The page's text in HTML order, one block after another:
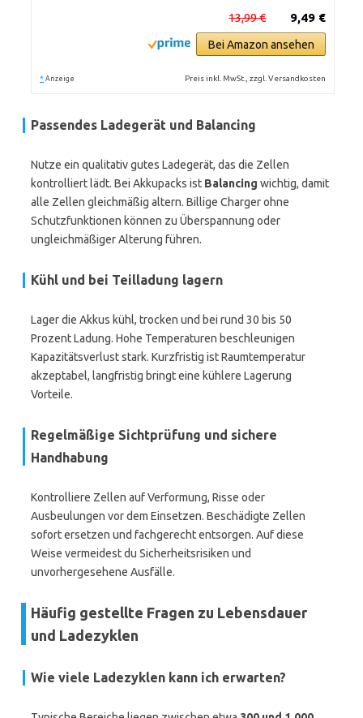
9,49 €
13,99 €
Bei Amazon ansehen
* Anzeige Preis inkl. MwSt., zzgl. Versandkosten
Passendes Ladegerät und Balancing
Nutze ein qualitativ gutes Ladegerät, das die Zellen
kontrolliert lädt. Bei Akkupacks ist Balancing wichtig, damit
alle Zellen gleichmäßig altern. Billige Charger ohne
Schutzfunktionen können zu Überspannung oder
ungleichmäßiger Alterung führen.
Kühl und bei Teilladung lagern
Lager die Akkus kühl, trocken und bei rund 30 bis 50
Prozent Ladung. Hohe Temperaturen beschleunigen
Kapazitätsverlust stark. Kurzfristig ist Raumtemperatur
akzeptabel, langfristig bringt eine kühlere Lagerung
Vorteile.
Regelmäßige Sichtprüfung und sichere
Handhabung
Kontrolliere Zellen auf Verformung, Risse oder
Ausbeulungen vor dem Einsetzen. Beschädigte Zellen
sofort ersetzen und fachgerecht entsorgen. Auf diese
Weise vermeidest du Sicherheitsrisiken und
unvorhergesehene Ausfälle.
Häufig gestellte Fragen zu Lebensdauer
und Ladezyklen
Wie viele Ladezyklen kann ich erwarten?